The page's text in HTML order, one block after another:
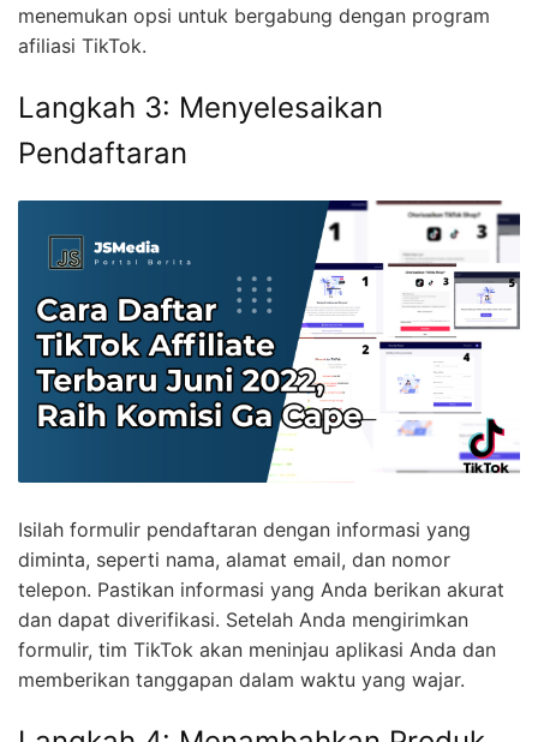
menemukan opsi untuk bergabung dengan program
afiliasi TikTok.
Langkah 3: Menyelesaikan
Pendaftaran
Isilah formulir pendaftaran dengan informasi yang
diminta, seperti nama, alamat email, dan nomor
telepon. Pastikan informasi yang Anda berikan akurat
dan dapat diverifikasi. Setelah Anda mengirimkan
formulir, tim TikTok akan meninjau aplikasi Anda dan
memberikan tanggapan dalam waktu yang wajar.